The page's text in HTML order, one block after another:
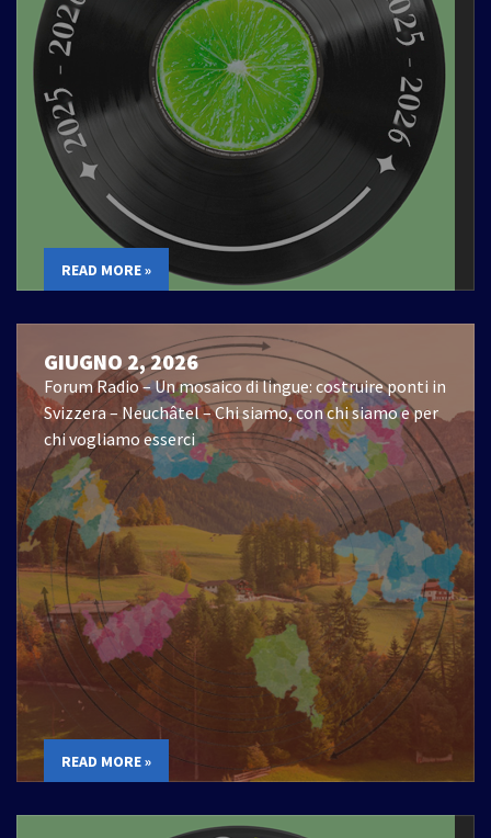
READ MORE »
GIUGNO 2, 2026
Forum Radio – Un mosaico di lingue: costruire ponti in
Svizzera – Neuchâtel – Chi siamo, con chi siamo e per
chi vogliamo esserci
READ MORE »